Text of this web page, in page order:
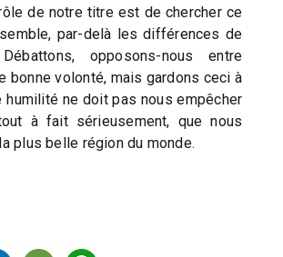
de notre titre est de chercher ce
par-delà les différences de
opposons-nous entre
bonne volonté, mais gardons ceci à
humilité ne doit pas nous empêcher
à fait sérieusement, que nous
plus belle région du monde.